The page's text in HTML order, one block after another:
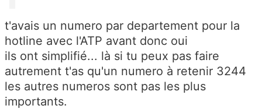
t'avais un numero par departement pour la
hotline avec l'ATP avant donc oui
ils ont simplifié... là si tu peux pas faire
autrement t'as qu'un numero à retenir 3244
les autres numeros sont pas les plus
importants.